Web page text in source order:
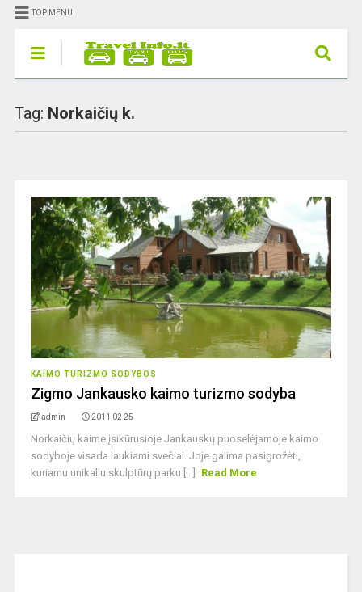
TOP MENU
Tag: Norkaičių k.
KAIMO TURIZMO SODYBOS
Zigmo Jankausko kaimo turizmo sodyba
admin 2011 02 25
Norkaičių kaime įsikūrusioje Jankauskų puoselėjamoje kaimo
sodyboje visada laukiami svečiai. Joje galima pasigrožėti,
kuriamu unikaliu skulptūrų parku [...]
Read More